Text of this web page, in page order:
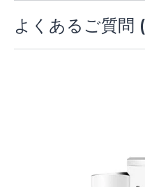
40g
化粧液や化粧水・乳液な
さい。
スパチュラに適量（パー
よくあるご質問
https://www.kao.com/